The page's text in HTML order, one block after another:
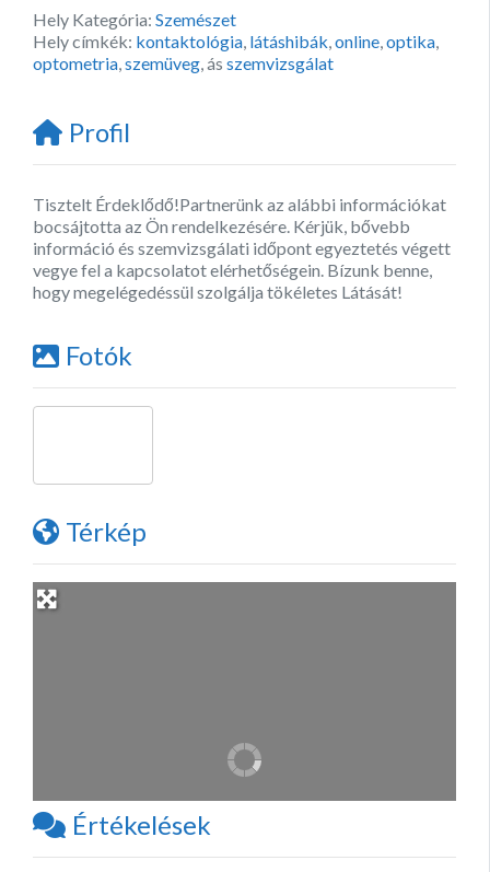
Hely Kategória: Szemészet
Hely címkék: kontaktológia látáshibák online optika
optometria szemüveg , ás szemvizsgálat
Profil
Tisztelt Érdeklődő!Partnerünk az alábbi információkat
bocsájtotta az Ön rendelkezésére. Kérjük, bővebb
információ és szemvizsgálati időpont egyeztetés végett
vegye fel a kapcsolatot elérhetőségein. Bízunk benne,
hogy megelégedéssül szolgálja tökéletes Látását!
Fotók
Térkép
Értékelések